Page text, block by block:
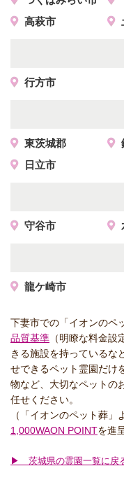
高萩市
行方市
東茨城郡
日立市
守谷市
龍ケ崎市
下妻市での「イオンのペ
品質基準 （明瞭な料金
きる施設を持っているな
せできるペット霊園だけ
物など、大切なペットの
任せください。
（「イオンのペット葬」
1,000WAON POINTを進
▶ 茨城県の霊園一覧に戻